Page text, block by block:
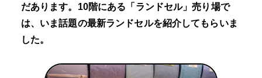
だあります。10階にある「ランドセル」売り場で
は、いま話題の最新ランドセルを紹介してもらいま
した。